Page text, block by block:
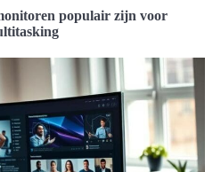
populair zijn voor